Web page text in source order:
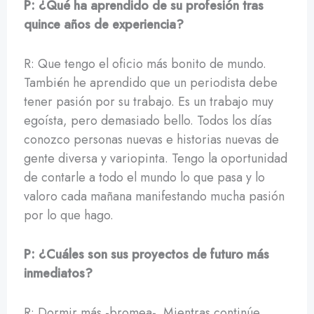
P: ¿Qué ha aprendido de su profesión tras
quince años de experiencia?
R: Que tengo el oficio más bonito de mundo.
También he aprendido que un periodista debe
tener pasión por su trabajo. Es un trabajo muy
egoísta, pero demasiado bello. Todos los días
conozco personas nuevas e historias nuevas de
gente diversa y variopinta. Tengo la oportunidad
de contarle a todo el mundo lo que pasa y lo
valoro cada mañana manifestando mucha pasión
por lo que hago.
P: ¿Cuáles son sus proyectos de futuro más
inmediatos?